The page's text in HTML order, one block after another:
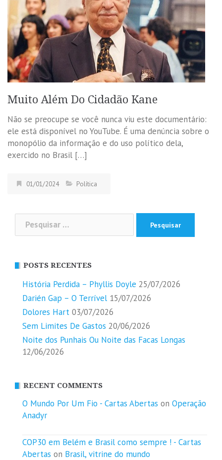
Muito Além Do Cidadão Kane
Não se preocupe se você nunca viu este documentário:
ele está disponível no YouTube. É uma denúncia sobre o
monopólio da informação e do uso político dela,
exercido no Brasil […]
01/01/2024 Política
Pesquisar
por:
POSTS RECENTES
História Perdida – Phyllis Doyle 25/07/2026
Darién Gap – O Terrível 15/07/2026
Dolores Hart 03/07/2026
Sem Limites De Gastos 20/06/2026
Noite dos Punhais Ou Noite das Facas Longas
12/06/2026
RECENT COMMENTS
O Mundo Por Um Fio - Cartas Abertas on Operação
Anadyr
COP30 em Belém e Brasil como sempre ! - Cartas
Abertas on Brasil, vitrine do mundo